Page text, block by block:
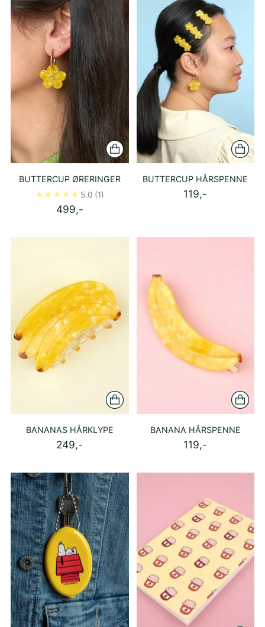
BUTTERCUP ØRERINGER
5.0 (1)
499,-
BUTTERCUP HÅRSPENNE
119,-
BANANAS HÅRKLYPE
249,-
BANANA HÅRSPENNE
119,-